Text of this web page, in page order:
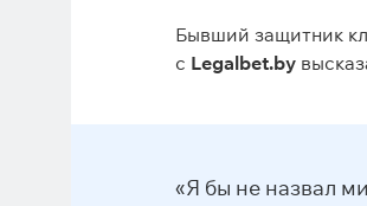
Бывший защитник
с Legalbet.by
«Я бы не назвал